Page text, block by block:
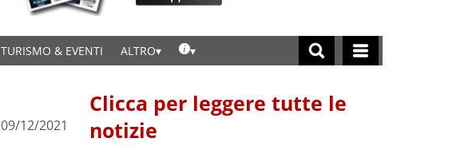
TURISMO & EVENTI ALTRO
09/12/2021
Clicca per leggere tutte le
notizie